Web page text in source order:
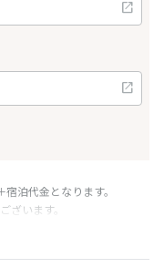
泊代金となります。
ざいます。
間ごとに更新されます。最